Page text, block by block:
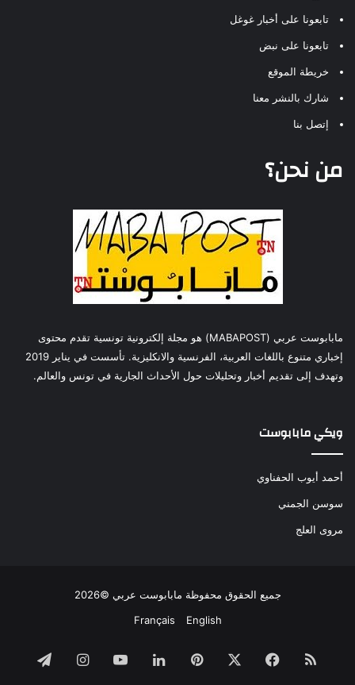
تابعونا على أخبار غوغل
تابعونا على نبض
خريطة الموقع
شارك بالنشر معنا
إتصل بنا
من نحن؟
مابابوست عربي (MABAPOST) هو مجلة إلكترونية تونسية تقدم محتوى
إخباري متنوع باللغات العربية، الفرنسية والانكليزية. تأسست في يناير 2019
وتهدف إلى تقديم أخبار وتحليلات حول الأحداث الجارية في تونس والعالم.
ويكي مابابوست
أحمد أيوب الحفناوي
سوسن الجمني
مروى العلج
جميع الحقوق محفوظة مابابوست عربي ©2026
English
Français
ملخص فيسبوك بينتيريستلينكدإن ‫YouTubeانستقرام